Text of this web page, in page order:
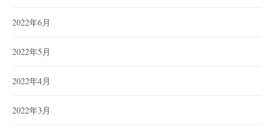
2022年6月
2022年5月
2022年4月
2022年3月